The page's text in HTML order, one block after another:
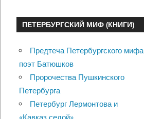
ПЕТЕРБУРГСКИЙ МИФ (КНИГИ)
Предтеча Петербургского мифа
поэт Батюшков
Пророчества Пушкинского
Петербурга
Петербург Лермонтова и
«Кавказ седой»